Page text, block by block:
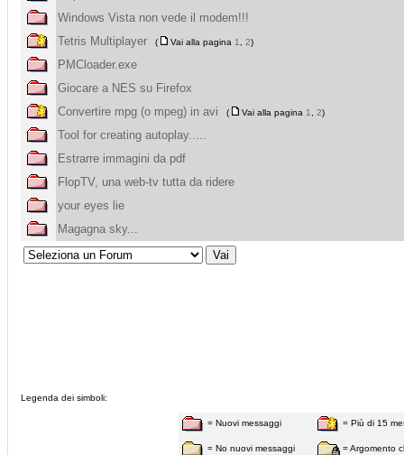
Windows Vista non vede il modem!!!
Tetris Multiplayer
( Vai alla pagina 1 2)
PMCloader.exe
Giocare a NES su Firefox
Convertire mpg (o mpeg) in avi
( Vai alla pagina 1 2)
Tool for creating autoplay.....
Estrarre immagini da pdf
FlopTV, una web-tv tutta da ridere
your eyes lie
Magagna sky...
Legenda dei simboli:
= Nuovi messaggi
= No nuovi messaggi
= Più di 15
= Argomento